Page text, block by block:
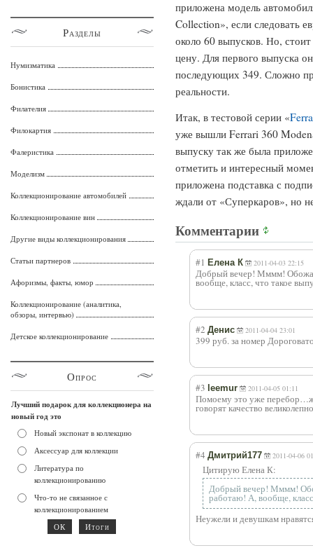
приложена модель
Collection», если следовать
около 60 выпусков. Но,
цену. Для первого выпуска
последующих 349. Сложно
реальности.
Итак, в тестовой серии «
уже вышли Ferrari 360
выпуску так же была
отметить и интересный
приложена подставка с
ждали от «Суперкаров», но
Комментарии
#1 Елена К 2011-04-03 22:15
Добрый вечер! Мммм!
вообще, класс, что такое
#2 Денис 2011-04-04 23:01
399 руб. за номер
#3 leemur 2011-04-05 01:11
Помоему это уже
говорят качество
#4 Дмитрий177 2011-04-06
Цитирую Елена К:
Добрый вечер! Мммм!
работаю! А, вообще,
Неужели и девушкам
Разделы
Нумизматика
Бонистика
Филателия
Филокартия
Фалеристика
Моделизм
Коллекционирование автомобилей
Коллекционирование вин
Другие виды коллекционирования
Статьи партнеров
Афоризмы, факты, юмор
Коллекционирование (аналитика,
обзоры, интервью)
Детское коллекционирование
Опрос
Лучший подарок для коллекционера на
новый год это
Новый экспонат в коллекцию
Аксессуар для коллекции
Литература по
коллекционированию
Что-то не связанное с
коллекционированием